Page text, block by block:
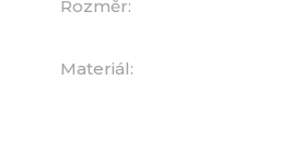
Rozměr:
Materiál: